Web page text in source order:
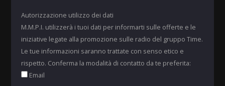
Autorizzazione utilizzo dei dati
M.M.P.I. utilizzerà i tuoi dati per informarti sulle offerte e le
iniziative legate alla promozione sulle radio del gruppo Time.
Le tue informazioni saranno trattate con senso etico e
rispetto. Conferma la modalità di contatto da te preferita:
Email